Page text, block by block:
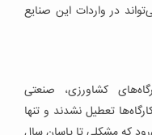
در واردات این صنایع
کشاورزی، صنعتی
تعطیل نشدند و تنها